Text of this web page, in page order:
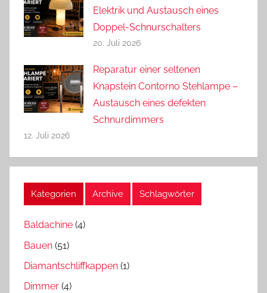
Elektrik und Austausch eines
Doppel-Schnurschalters
20. Juli 2026
Reparatur einer seltenen
Knapstein Contorno Stehlampe –
Austausch eines defekten
Schnurdimmers
12. Juli 2026
Kategorien Archive Schlagwörter
Baldachine (4)
Bauen (51)
Diamantschliffkappen (1)
Dimmer (4)